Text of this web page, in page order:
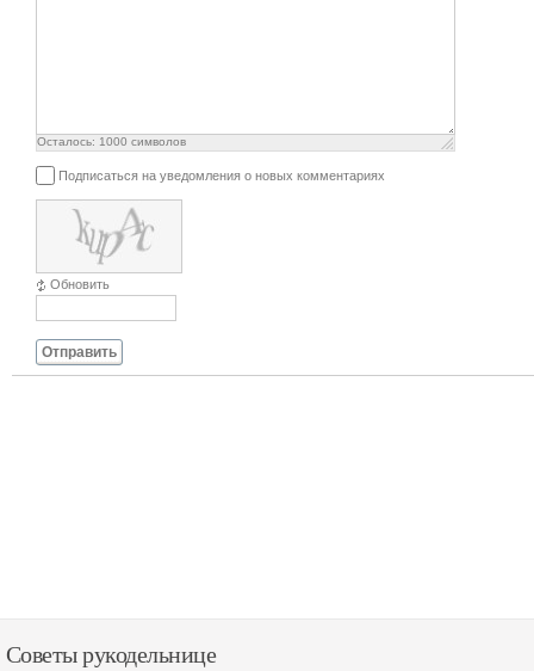
Осталось: 1000 символов
Подписаться на уведомления о новых комментариях
Обновить
Отправить
Советы рукодельнице